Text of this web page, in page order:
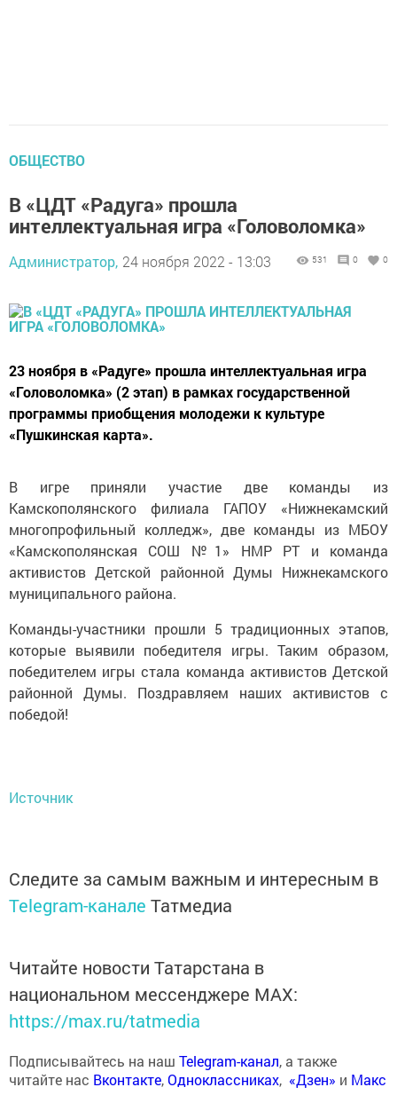
ОБЩЕСТВО
В «ЦДТ «Радуга» прошла
интеллектуальная игра «Головоломка»
Администратор, 24 ноября 2022 - 13:03 531 0 0
23 ноября в «Радуге» прошла интеллектуальная игра
«Головоломка» (2 этап) в рамках государственной
программы приобщения молодежи к культуре
«Пушкинская карта».
В игре приняли участие две команды из
Камскополянского филиала ГАПОУ «Нижнекамский
многопрофильный колледж», две команды из МБОУ
«Камскополянская СОШ №1» НМР РТ и команда
активистов Детской районной Думы Нижнекамского
муниципального района.
Команды-участники прошли 5 традиционных этапов,
которые выявили победителя игры. Таким образом,
победителем игры стала команда активистов Детской
районной Думы. Поздравляем наших активистов с
победой!
Источник
Следите за самым важным и интересным в
Telegram-канале Татмедиа
Читайте новости Татарстана в
национальном мессенджере MАХ:
https://max.ru/tatmedia
Подписывайтесь на наш Telegram-канал, а также
читайте нас Вконтакте,Одноклассниках, «Дзен» и Макс